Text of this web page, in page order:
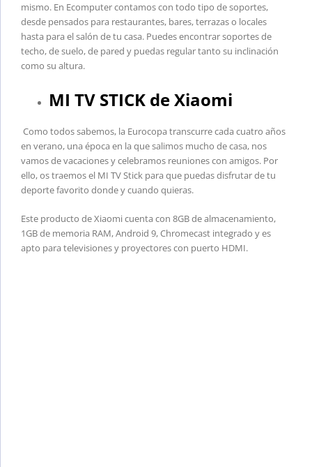
mismo. En Ecomputer contamos con todo tipo de soportes,
desde pensados para restaurantes, bares, terrazas o locales
hasta para el salón de tu casa. Puedes encontrar soportes de
techo, de suelo, de pared y puedas regular tanto su inclinación
como su altura.
MI TV STICK de Xiaomi
Como todos sabemos, la Eurocopa transcurre cada cuatro años
en verano, una época en la que salimos mucho de casa, nos
vamos de vacaciones y celebramos reuniones con amigos. Por
ello, os traemos el MI TV Stick para que puedas disfrutar de tu
deporte favorito donde y cuando quieras.
Este producto de Xiaomi cuenta con 8GB de almacenamiento,
1GB de memoria RAM, Android 9, Chromecast integrado y es
apto para televisiones y proyectores con puerto HDMI.